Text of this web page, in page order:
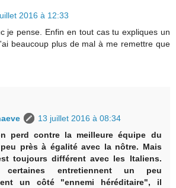
2016 à 12:33
je pense. Enfin en tout cas tu expliques un
beaucoup plus de mal à me remettre que
13 juillet 2016 à 08:34
perd contre la meilleure équipe du
près à égalité avec la nôtre. Mais
toujours différent avec les Italiens.
entretiennent un peu
un côté "ennemi héréditaire", il